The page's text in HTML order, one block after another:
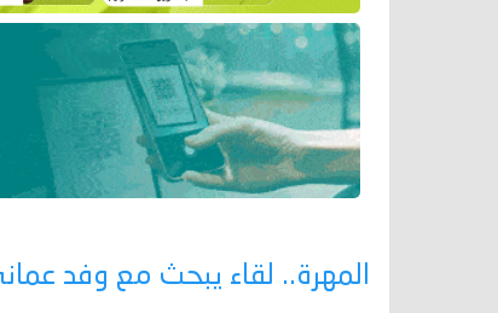
المهرة.. لقاء يبحث مع وفد